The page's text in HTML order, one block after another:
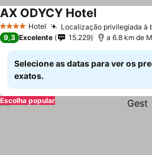
4 EstrelasHotel Localização privilegiada à
AX ODYCY Hotel
9,3 Excelente 15.229 a 6.8 km de
Selecione as datas para ver os
exatos.
Escolha popular